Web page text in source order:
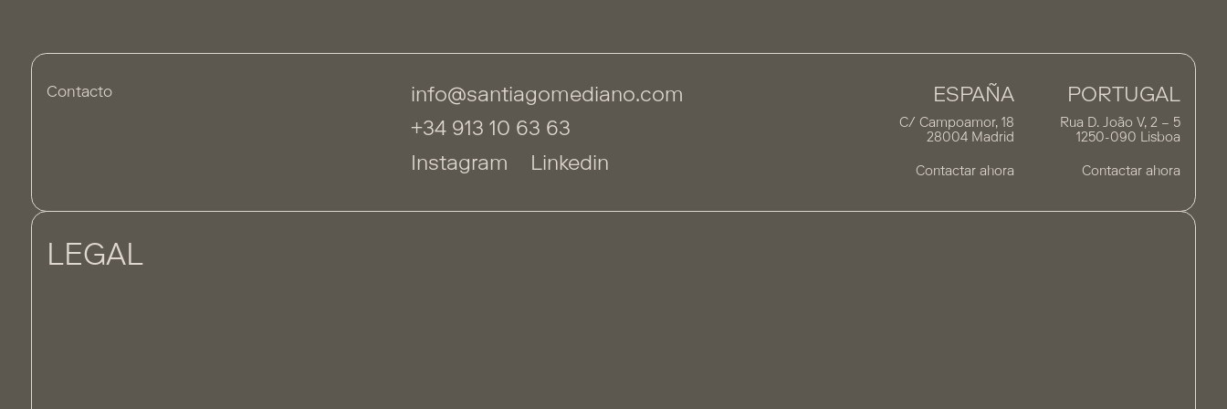
Contacto
info@santiagomediano.com
+34 913 10 63 63
Instagram
Linkedin
ESPAÑA
C/ Campoamor, 18
28004 Madrid
Contactar ahora
PORTUGAL
Rua D. João V, 2 – 5
1250-090 Lisboa
Contactar ahora
LEGAL